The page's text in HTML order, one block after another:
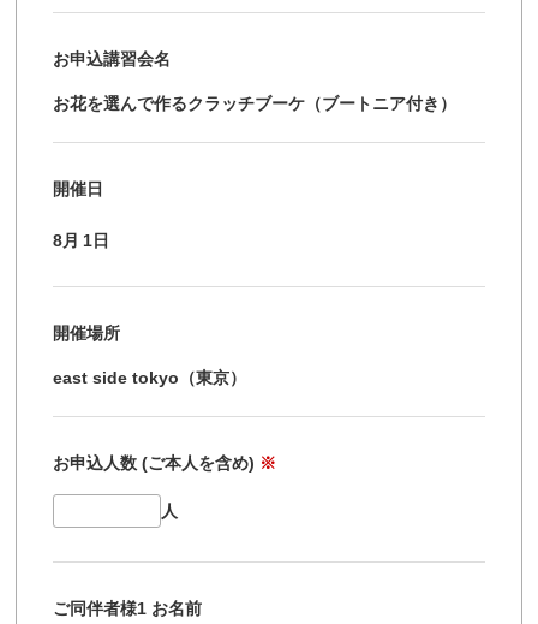
お申込講習会名
お花を選んで作るクラッチブーケ（ブートニア付き）
開催日
8月 1日
開催場所
east side tokyo（東京）
お申込人数 (ご本人を含め) ※
人
ご同伴者様1 お名前